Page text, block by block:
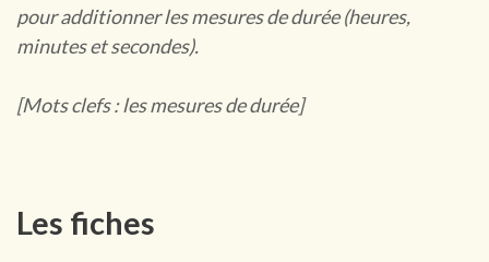
pour additionner les mesures de durée (heures,
minutes et secondes).
[Mots clefs : les mesures de durée]
Les fiches